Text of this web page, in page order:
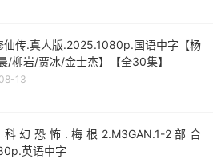
仙传.真人版.2025.1080p.国语中字【杨
/柳岩/贾冰/金士杰】【全30集】
13
科幻恐怖.梅根2.M3GAN.1-2部合
英语中字